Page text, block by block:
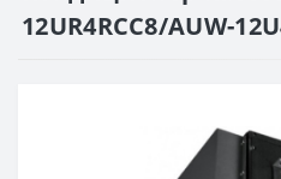
12UR4RCC8/AUW-